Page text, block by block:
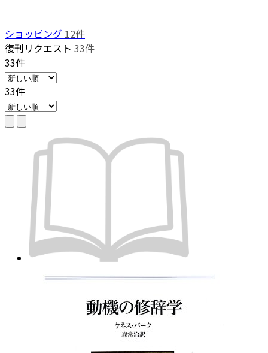
｜
ショッピング 12件
復刊リクエスト 33件
33件
33件